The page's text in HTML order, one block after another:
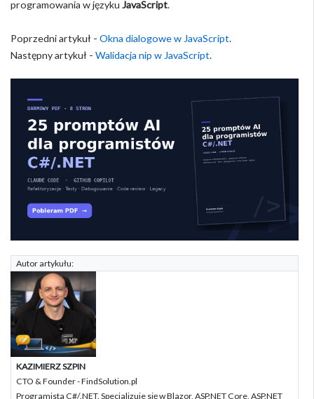
programowania w języku JavaScript.
Poprzedni artykuł - Okna dialogowe w JavaScript.
Następny artykuł - Walidacja nip w JavaScript.
Autor artykułu:
KAZIMIERZ SZPIN
CTO & Founder - FindSolution.pl
Programista C#/.NET. Specjalizuje się w Blazor, ASP.NET Core, ASP.NET